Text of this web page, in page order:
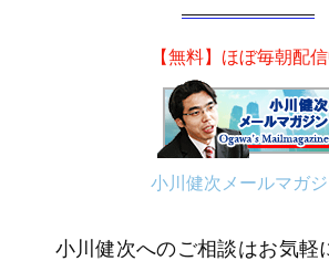
【無料】ほぼ毎朝配
小川健次メールマガ
小川健次へのご相談はお気軽